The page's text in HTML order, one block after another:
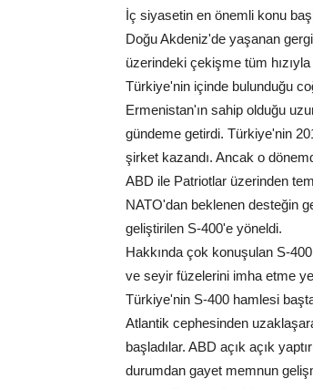
İç siyasetin en önemli konu
Doğu Akdeniz'de yaşanan
üzerindeki çekişme tüm
Türkiye'nin içinde bulunduğu
Ermenistan'ın sahip olduğu
gündeme getirdi. Türkiye'nin
şirket kazandı. Ancak o
ABD ile Patriotlar üzerinden
NATO'dan beklenen desteğin
geliştirilen S-400'e yöneldi.
Hakkında çok konuşulan S-
ve seyir füzelerini imha etme
Türkiye'nin S-400 hamlesi
Atlantik cephesinden
başladılar. ABD açık açık
durumdan gayet memnun